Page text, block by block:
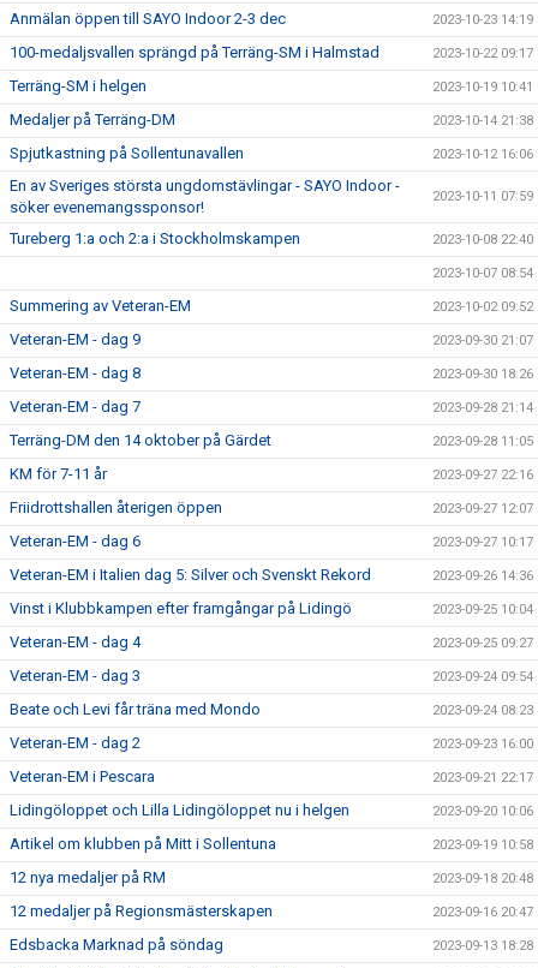
Anmälan öppen till SAYO Indoor 2-3 dec 2023-10-23 14:19
100-medaljsvallen sprängd på Terräng-SM i Halmstad 2023-10-22 09:17
Terräng-SM i helgen 2023-10-19 10:41
Medaljer på Terräng-DM 2023-10-14 21:38
Spjutkastning på Sollentunavallen 2023-10-12 16:06
En av Sveriges största ungdomstävlingar - SAYO Indoor -
söker evenemangssponsor!
2023-10-11 07:59
Tureberg 1:a och 2:a i Stockholmskampen 2023-10-08 22:40
2023-10-07 08:54
Summering av Veteran-EM 2023-10-02 09:52
Veteran-EM - dag 9 2023-09-30 21:07
Veteran-EM - dag 8 2023-09-30 18:26
Veteran-EM - dag 7 2023-09-28 21:14
Terräng-DM den 14 oktober på Gärdet 2023-09-28 11:05
KM för 7-11 år 2023-09-27 22:16
Friidrottshallen återigen öppen 2023-09-27 12:07
Veteran-EM - dag 6 2023-09-27 10:17
Veteran-EM i Italien dag 5: Silver och Svenskt Rekord 2023-09-26 14:36
Vinst i Klubbkampen efter framgångar på Lidingö 2023-09-25 10:04
Veteran-EM - dag 4 2023-09-25 09:27
Veteran-EM - dag 3 2023-09-24 09:54
Beate och Levi får träna med Mondo 2023-09-24 08:23
Veteran-EM - dag 2 2023-09-23 16:00
Veteran-EM i Pescara 2023-09-21 22:17
Lidingöloppet och Lilla Lidingöloppet nu i helgen 2023-09-20 10:06
Artikel om klubben på Mitt i Sollentuna 2023-09-19 10:58
12 nya medaljer på RM 2023-09-18 20:48
12 medaljer på Regionsmästerskapen 2023-09-16 20:47
Edsbacka Marknad på söndag 2023-09-13 18:28